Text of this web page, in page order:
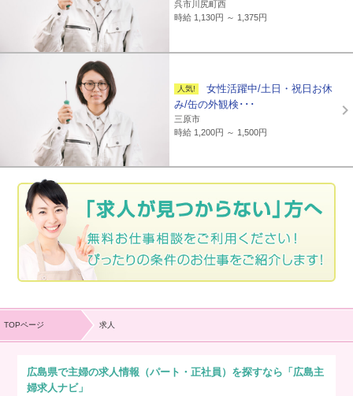
呉市川尻町西
時給 1,130円 ～ 1,375円
女性活躍中/土日・祝日お休
み/缶の外観検･･･
三原市
時給 1,200円 ～ 1,500円
TOPページ 求人
広島県で主婦の求人情報（パート・正社員）を探すなら「広島主
婦求人ナビ」